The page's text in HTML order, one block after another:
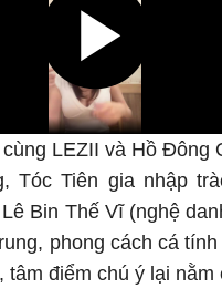
LEZII và Hồ Đông
Tóc Tiên gia nhập
Bin Thế Vĩ (nghệ
phong cách cá
điểm chú ý lại